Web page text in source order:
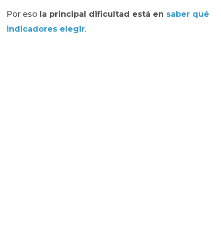
Por eso la principal dificultad está en saber qué
indicadores elegir.